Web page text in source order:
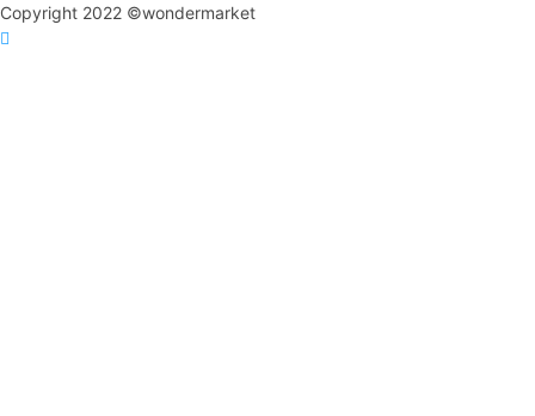
Copyright 2022 ©wondermarket